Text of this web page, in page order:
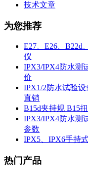
技术文章
为您推荐
E27、E26、B22d
仪
IPX3/IPX4防水测
价
IPX1/2防水试验
直销
B15d夹持规 B15
IPX3/IPX4防水测
参数
IPX5、IPX6手持
热门产品